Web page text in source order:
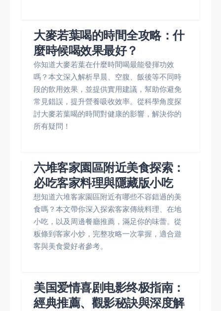
大麥若葉喝的時間全攻略：什
麼時候喝效果最好？
你知道大麥若葉在什麼時間喝最能發揮功效
嗎？本文深入解析早晨、空腹、飯後等不同時
段的飲用效果，並提供實用建議，幫助你避免
常見錯誤，提升營養吸收效率。從科學角度探
討大麥若葉喝的時間對健康的影響，解決你的
所有疑問！
六堆客家園區附近美食探索：
必吃客家料理與隱藏版小吃
想知道六堆客家園區附近有哪些不容錯過的美
食嗎？本文帶你深入探索客家傳統料理、在地
小吃，以及周邊餐廳推薦，滿足你的味蕾。從
粄條到客家小炒，完整攻略一次掌握，適合遊
客與美食愛好者參考。
美国爱情喜剧电影终极指南：
經典推薦、觀影秘訣與深度解